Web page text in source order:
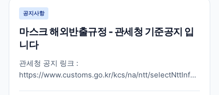
공지사항
마스크 해외반출규정 - 관세청 기준공지 입
니다
관세청 공지 링크 :
https://www.customs.go.kr/kcs/na/ntt/selectNttInfo.do?